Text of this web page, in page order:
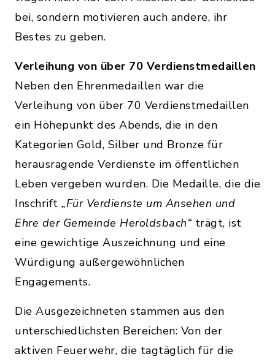
bei, sondern motivieren auch andere, ihr
Bestes zu geben.
Verleihung von über 70 Verdienstmedaillen
Neben den Ehrenmedaillen war die
Verleihung von über 70 Verdienstmedaillen
ein Höhepunkt des Abends, die in den
Kategorien Gold, Silber und Bronze für
herausragende Verdienste im öffentlichen
Leben vergeben wurden. Die Medaille, die die
Inschrift „Für Verdienste um Ansehen und
Ehre der Gemeinde Heroldsbach“ trägt, ist
eine gewichtige Auszeichnung und eine
Würdigung außergewöhnlichen
Engagements.
Die Ausgezeichneten stammen aus den
unterschiedlichsten Bereichen: Von der
aktiven Feuerwehr, die tagtäglich für die